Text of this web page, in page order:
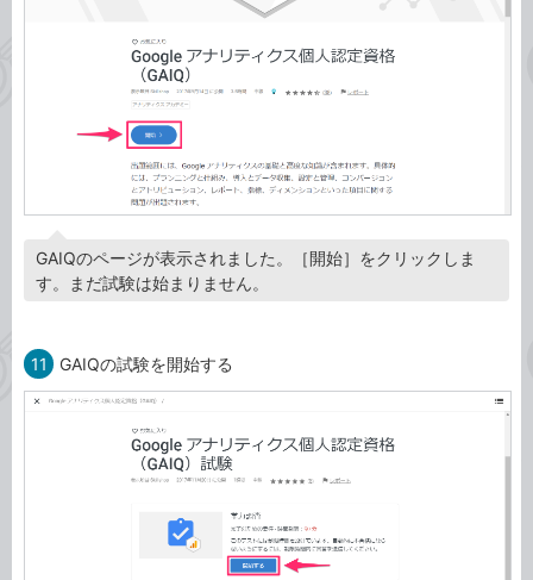
GAIQのページが表示されました。［開始］をクリックしま
す。まだ試験は始まりません。
11 GAIQの試験を開始する